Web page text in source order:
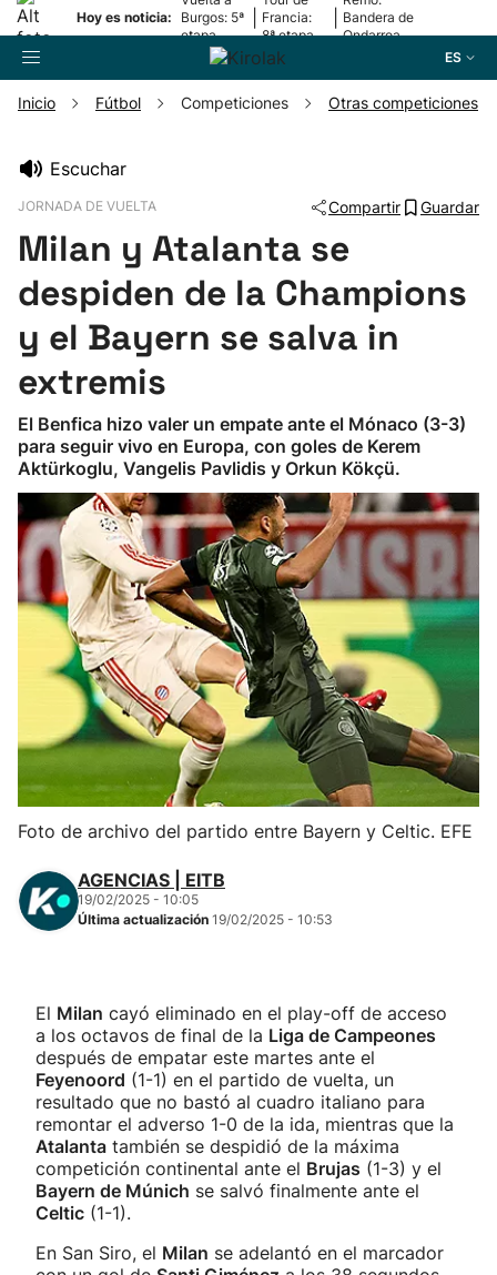
Hoy es noticia:
Burgos: 5ª
etapa
Francia:
8ª etapa
Bandera de
Ondarroa
ES
Pelota
Remo
Ciclismo
Herri-kirolak
Balonmano
Kirolak 360
Atletismo
Carreras de montaña
Más deportes
"Helmuga"
Inicio Fútbol Competiciones Otras competiciones
Escuchar
JORNADA DE VUELTA Compartir Guardar
Milan y Atalanta se
despiden de la Champions
y el Bayern se salva in
extremis
El Benfica hizo valer un empate ante el Mónaco (3-3)
para seguir vivo en Europa, con goles de Kerem
Aktürkoglu, Vangelis Pavlidis y Orkun Kökçü.
Foto de archivo del partido entre Bayern y Celtic. EFE
AGENCIAS | EITB
19/02/2025 - 10:05
Última actualización 19/02/2025 - 10:53
El Milan cayó eliminado en el play-off de acceso
a los octavos de final de la Liga de Campeones
después de empatar este martes ante el
Feyenoord (1-1) en el partido de vuelta, un
resultado que no bastó al cuadro italiano para
remontar el adverso 1-0 de la ida, mientras que la
Atalanta también se despidió de la máxima
competición continental ante el Brujas (1-3) y el
Bayern de Múnich se salvó finalmente ante el
Celtic (1-1).
En San Siro, el Milan se adelantó en el marcador